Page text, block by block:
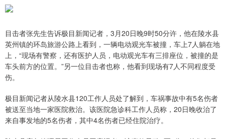
目击者张先生告诉极目新闻记者，3月20日晚9时50分许，他在陵水县
英州镇的环岛旅游公路上看到，一辆电动观光车被撞，车上7人躺在地
上，“现场有警察，还有医护人员，电动观光车有三排座位，被撞的是
车头前方的位置。”另一位目击者也称，他看到现场有7人不同程度受
伤。
极目新闻记者从陵水县120工作人员处了解到，车祸事故中有5名伤者
被送至当地一家医院救治。该医院急诊科工作人员称，20日晚收治了
来自事发地的5名伤者，其中4名伤者已经住院治疗。